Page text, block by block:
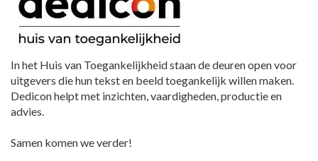
In het Huis van Toegankelijkheid staan de deuren open voor
uitgevers die hun tekst en beeld toegankelijk willen maken.
Dedicon helpt met inzichten, vaardigheden, productie en
advies.
Samen komen we verder!